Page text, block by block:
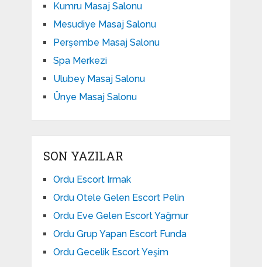
Kumru Masaj Salonu
Mesudiye Masaj Salonu
Perşembe Masaj Salonu
Spa Merkezi
Ulubey Masaj Salonu
Ünye Masaj Salonu
SON YAZILAR
Ordu Escort Irmak
Ordu Otele Gelen Escort Pelin
Ordu Eve Gelen Escort Yağmur
Ordu Grup Yapan Escort Funda
Ordu Gecelik Escort Yeşim